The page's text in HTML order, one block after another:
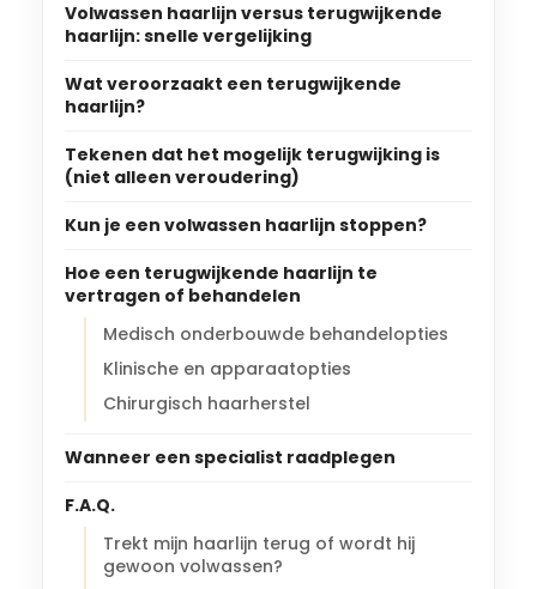
Volwassen haarlijn versus terugwijkende
haarlijn: snelle vergelijking
Wat veroorzaakt een terugwijkende
haarlijn?
Tekenen dat het mogelijk terugwijking is
(niet alleen veroudering)
Kun je een volwassen haarlijn stoppen?
Hoe een terugwijkende haarlijn te
vertragen of behandelen
Medisch onderbouwde behandelopties
Klinische en apparaatopties
Chirurgisch haarherstel
Wanneer een specialist raadplegen
F.A.Q.
Trekt mijn haarlijn terug of wordt hij
gewoon volwassen?